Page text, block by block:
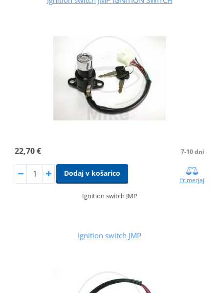
22,70 € 7-10 dni
Dodaj v košarico
Primerjaj
Ignition switch JMP
Ignition switch JMP